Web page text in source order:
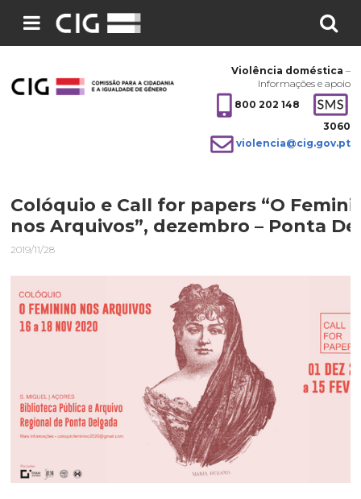
Violência doméstica –
Informações e apoio
800 202 148
3060
violencia@cig.gov.pt
Colóquio e Call for papers “O
nos Arquivos”, dezembro – Ponta
2019/11/28
Pesquisar